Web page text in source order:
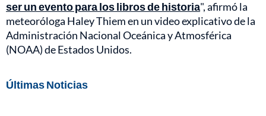
ser un evento para los libros de historia", afirmó la
meteoróloga Haley Thiem en un video explicativo de la
Administración Nacional Oceánica y Atmosférica
(NOAA) de Estados Unidos.
Últimas Noticias